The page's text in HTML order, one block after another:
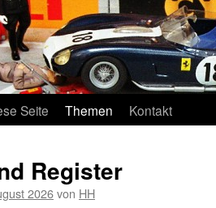
Seite Themen Kontakt
Register
2026von HH